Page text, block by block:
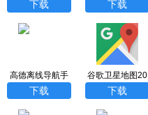
版软件下载
下载
清地图手机版下
下载
高德离线导航手
机版
下载
谷歌卫星地图20
23年高清最新版
下载